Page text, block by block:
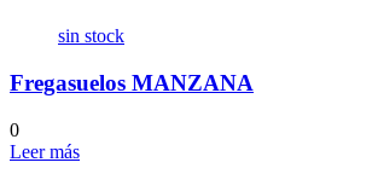
sin stock
Fregasuelos MANZANA
0
Leer más